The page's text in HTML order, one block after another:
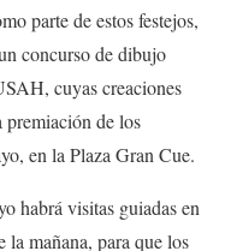
parte de estos festejos,
concurso de dibujo
cuyas creaciones
premiación de los
en la Plaza Gran Cue.
habrá visitas guiadas en
mañana, para que los